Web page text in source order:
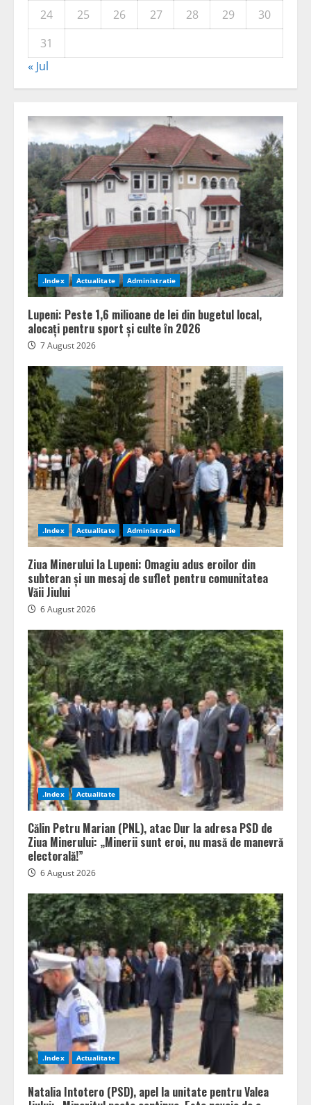
24
25 26 27 28 29
30
31
« Jul
.Index Actualitate Administratie
Lupeni: Peste 1,6 milioane de lei din bugetul local,
alocați pentru sport și culte în 2026
7 August 2026
.Index Actualitate Administratie
Ziua Minerului la Lupeni: Omagiu adus eroilor din
subteran și un mesaj de suflet pentru comunitatea
Văii Jiului
6 August 2026
.Index Actualitate
Călin Petru Marian (PNL), atac Dur la adresa PSD de
Ziua Minerului: „Minerii sunt eroi, nu masă de manevră
electorală!”
6 August 2026
.Index Actualitate
Natalia Intotero (PSD), apel la unitate pentru Valea